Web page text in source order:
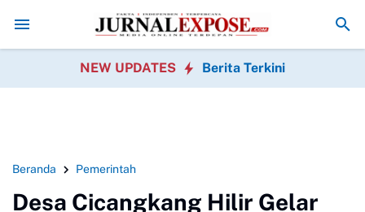
kan Usaha Orang di Media Sosial, Bisa Berujung Masalah
NEW UPDATES Berita Terkini
Beranda Pemerintah
Desa Cicangkang Hilir Gelar